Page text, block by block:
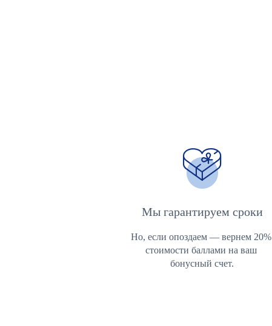
Мы гарантируем сроки
Но, если опоздаем — вернем 20%
стоимости баллами на ваш
бонусный счет.